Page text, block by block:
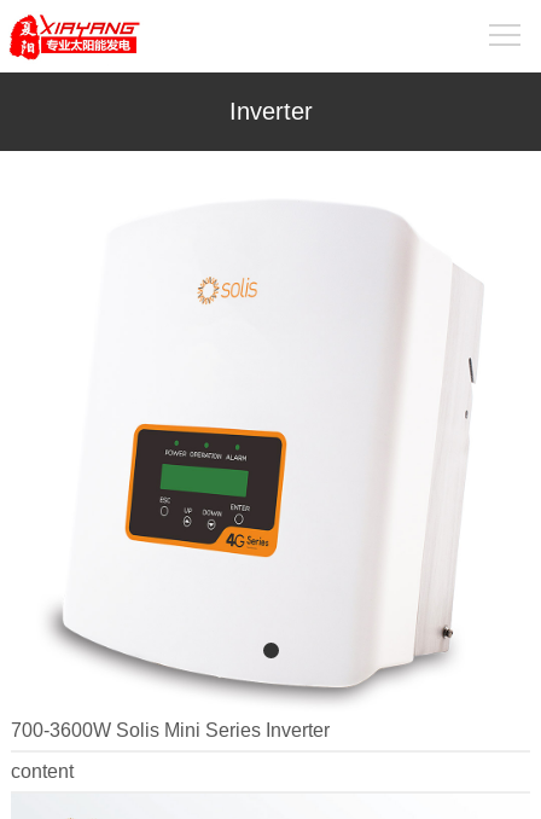
Inverter
700-3600W Solis Mini Series Inverter
content